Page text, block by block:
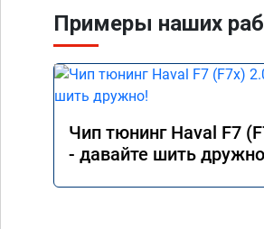
Примеры наших
Чип тюнинг Haval F7
- давайте шить